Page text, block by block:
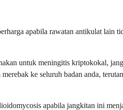
apabila rawatan antikulat lain
untuk meningitis kriptokokal,
ke seluruh badan anda,
apabila jangkitan ini